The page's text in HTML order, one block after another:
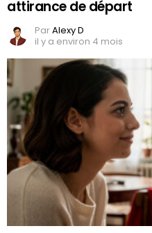
attirance de départ
ParAlexy D
il y a environ 4 mois